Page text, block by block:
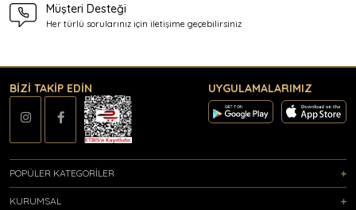
Müşteri Desteği
Her türlü sorularınız için iletişime geçebilirsiniz
BİZİ TAKİP EDİN UYGULAMALARIMIZ
POPÜLER KATEGORİLER
KURUMSAL